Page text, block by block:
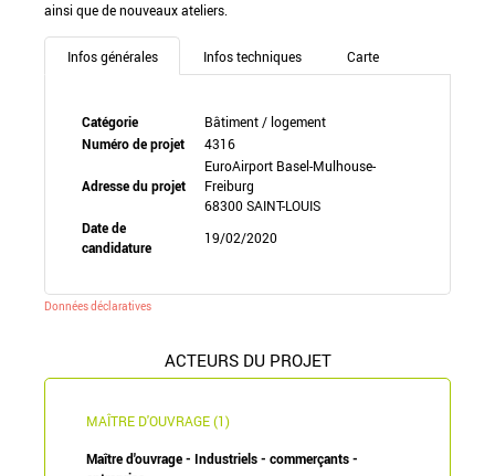
ainsi que de nouveaux ateliers.
Infos générales Infos techniques Carte
Catégorie
Bâtiment / logement
Numéro de projet
4316
Adresse du projet
EuroAirport Basel-Mulhouse-
Freiburg
68300 SAINT-LOUIS
Date de
candidature
19/02/2020
Données déclaratives
ACTEURS DU PROJET
MAÎTRE D'OUVRAGE (1)
Maître d'ouvrage - Industriels - commerçants -